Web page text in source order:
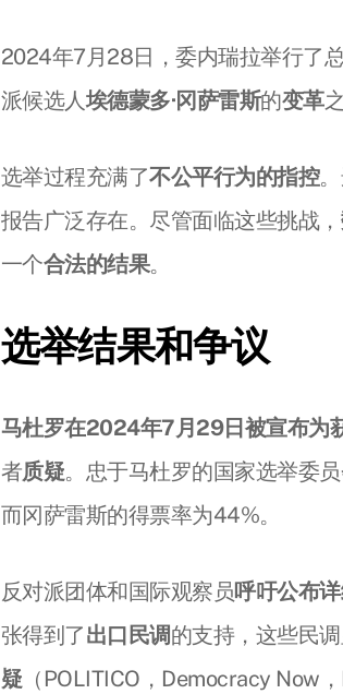
2024年7月28日，委内瑞拉举行了
派候选人埃德蒙多·冈萨雷斯的变革
选举过程充满了不公平行为的指控
报告广泛存在。尽管面临这些挑战，
一个合法的结果。
选举结果和争议
马杜罗在2024年7月29日被宣布为
者质疑。忠于马杜罗的国家选举委员
而冈萨雷斯的得票率为44%。
反对派团体和国际观察员呼吁公布
张得到了出口民调的支持，这些民
疑（POLITICO，Democracy Now，